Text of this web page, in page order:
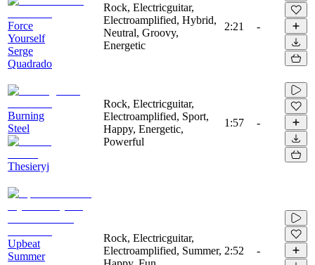
Force
Yourself
Serge
Quadrado
Rock, Electricguitar,
Electroamplified, Hybrid,
Neutral, Groovy,
Energetic
2:21 -
Burning
Steel
Thesieryj
Rock, Electricguitar,
Electroamplified, Sport,
Happy, Energetic,
Powerful
1:57 -
Upbeat
Summer
Rock, Electricguitar,
Electroamplified, Summer, 2:52 -